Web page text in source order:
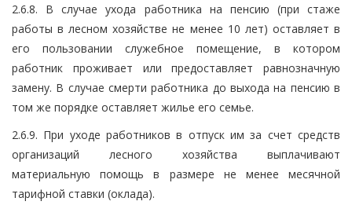
2.6.8. В случае ухода работника на пенсию (при стаже
работы в лесном хозяйстве не менее 10 лет) оставляет в
его пользовании служебное помещение, в котором
работник проживает или предоставляет равнозначную
замену. В случае смерти работника до выхода на пенсию в
том же порядке оставляет жилье его семье.
2.6.9. При уходе работников в отпуск им за счет средств
организаций лесного хозяйства выплачивают
материальную помощь в размере не менее месячной
тарифной ставки (оклада).